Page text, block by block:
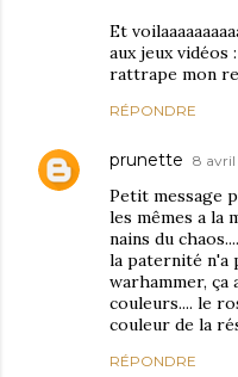
Et
aux jeux vidéos
rattrape mon
RÉPONDRE
prunette 8 avril
Petit message
les mêmes a la
nains du
la paternité n'a
warhammer, ça
couleurs.... le
couleur de la
RÉPONDRE